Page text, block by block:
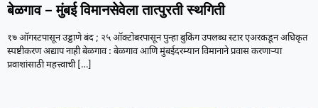
बेळगाव – मुंबई विमानसेवेला तात्पुरती स्थगिती
१७ ऑगस्टपासून उड्डाणे बंद ; २५ ऑक्टोबरपासून पुन्हा बुकिंग उपलब्ध स्टार एअरकडून अधिकृत
स्पष्टीकरण अद्याप नाही बेळगाव : बेळगाव आणि मुंबईदरम्यान विमानाने प्रवास करणाऱ्या
प्रवाशांसाठी महत्त्वाची[…]